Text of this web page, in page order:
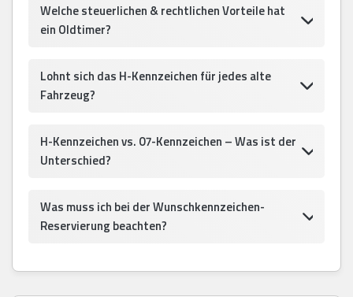
Welche steuerlichen & rechtlichen Vorteile hat
ein Oldtimer?
Lohnt sich das H-Kennzeichen für jedes alte
Fahrzeug?
H-Kennzeichen vs. 07-Kennzeichen – Was ist der
Unterschied?
Was muss ich bei der Wunschkennzeichen-
Reservierung beachten?